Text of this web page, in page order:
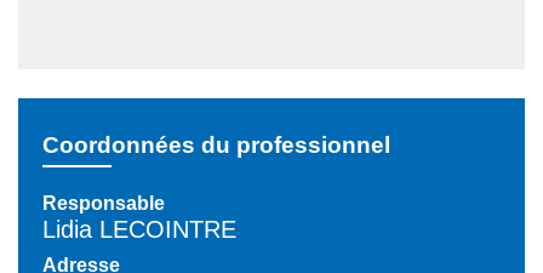
Coordonnées du professionnel
Responsable
Lidia LECOINTRE
Adresse